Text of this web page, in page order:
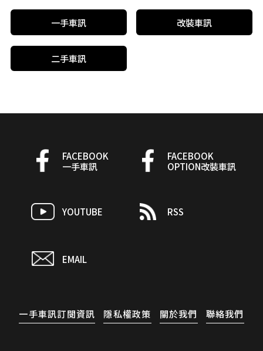
一手車訊 改裝車訊
二手車訊
FACEBOOK
一手車訊
FACEBOOK
OPTION改裝車訊
YOUTUBE RSS
EMAIL
一手車訊訂閱資訊 隱私權政策 關於我們 聯絡我們